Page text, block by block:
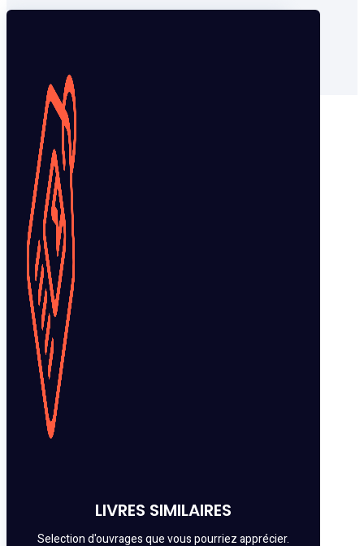
LIVRES SIMILAIRES
Selection d'ouvrages que vous pourriez apprécier.